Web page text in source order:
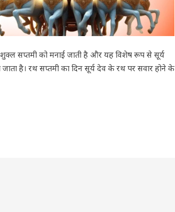
सप्तमी को मनाई जाती है और यह विशेष रूप से सूर्य
है। रथ सप्तमी का दिन सूर्य देव के रथ पर सवार होने के